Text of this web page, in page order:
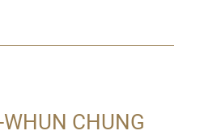
CHUNG